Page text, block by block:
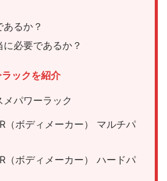
るか？
必要であるか？
ックを紹介
パワーラック
（ボディメーカー） マルチパ
（ボディメーカー） ハードパ